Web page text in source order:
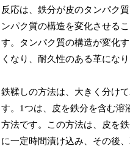
反応は、鉄分が皮のタンパク
ンパク質の構造を変化させる
す。タンパク質の構造が変化
くなり、耐久性のある革になり
鉄鞣しの方法は、大きく分け
す。1つは、皮を鉄分を含む溶
方法です。この方法は、皮を
に一定時間漬け込み、その後